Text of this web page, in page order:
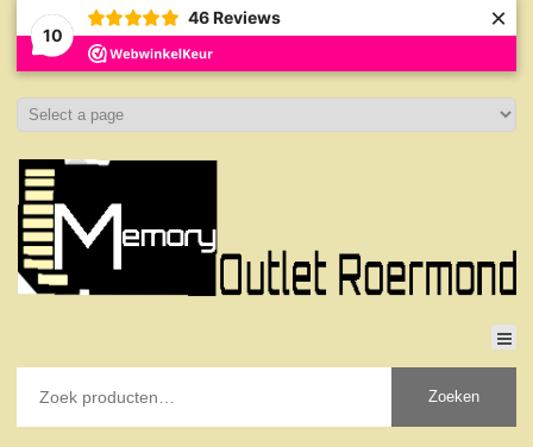
10
46 Reviews ×
Zoeken